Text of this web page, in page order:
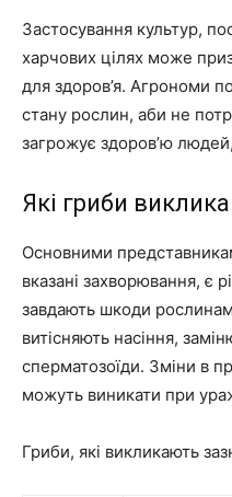
Застосування культур,
харчових цілях може
для здоров’я. Агрономи
стану рослин, аби не
загрожує здоров’ю
Які гриби
Основними
вказані захворювання, є
завдають шкоди
витісняють насіння,
сперматозоїди. Зміни в
можуть виникати при
Гриби, які викликають